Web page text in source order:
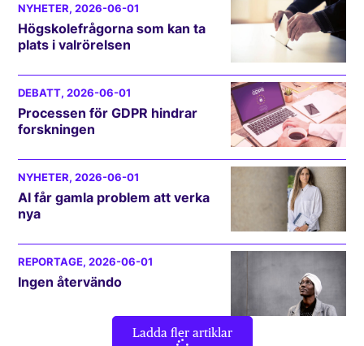
NYHETER, 2026-06-01
Högskolefrågorna som kan ta
plats i valrörelsen
DEBATT, 2026-06-01
Processen för GDPR hindrar
forskningen
NYHETER, 2026-06-01
AI får gamla problem att verka
nya
REPORTAGE, 2026-06-01
Ingen återvändo
Ladda fler artiklar